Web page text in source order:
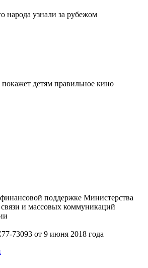
народа узнали за рубежом
детям правильное кино
поддержке Министерства
и массовых коммуникаций
73093 от 9 июня 2018 года